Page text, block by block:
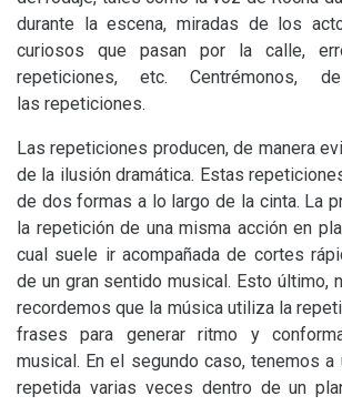
durante la escena, miradas de los
curiosos que pasan por la calle,
repeticiones, etc. Centrémonos,
las repeticiones.
Las repeticiones producen, de manera
de la ilusión dramática. Estas
de dos formas a lo largo de la cinta. La
la repetición de una misma acción en
cual suele ir acompañada de cortes
de un gran sentido musical. Esto último,
recordemos que la música utiliza la
frases para generar ritmo y
musical. En el segundo caso, tenemos a
repetida varias veces dentro de un